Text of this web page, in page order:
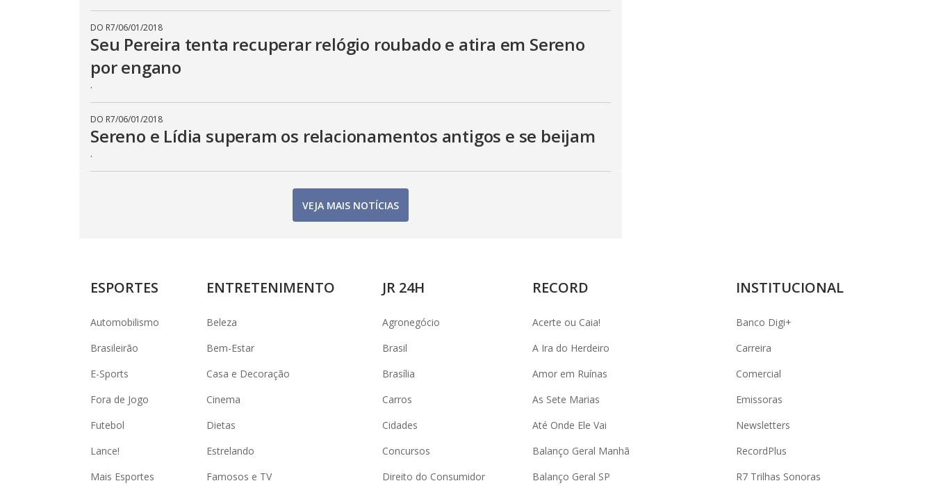
DO R7/06/01/2018
Seu Pereira tenta recuperar relógio roubado e atira em Sereno
por engano
.
DO R7/06/01/2018
Sereno e Lídia superam os relacionamentos antigos e se beijam
.
VEJA MAIS NOTÍCIAS
ESPORTES
Automobilismo
Brasileirão
E-Sports
Fora de Jogo
Futebol
Lance!
Mais Esportes
ENTRETENIMENTO
Beleza
Bem-Estar
Casa e Decoração
Cinema
Dietas
Estrelando
Famosos e TV
JR 24H
Agronegócio
Brasil
Brasília
Carros
Cidades
Concursos
Direito do Consumidor
RECORD
Acerte ou Caia!
A Ira do Herdeiro
Amor em Ruínas
As Sete Marias
Até Onde Ele Vai
Balanço Geral Manhã
Balanço Geral SP
INSTITUCIONAL
Banco Digi+
Carreira
Comercial
Emissoras
Newsletters
RecordPlus
R7 Trilhas Sonoras